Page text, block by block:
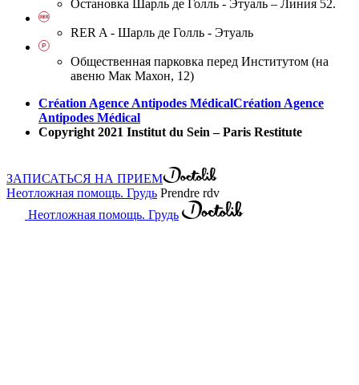
Остановка Шарль де Голль - Этуаль – Линия 52.
RER A - Шарль де Голль - Этуаль
Общественная парковка перед Институтом (на
авеню Мак Махон, 12)
Création Agence Antipodes MédicalCréation Agence
Antipodes Médical
Copyright 2021 Institut du Sein – Paris Restitute
ЗАПИСАТЬСЯ НА ПРИЕМ
Неотложная помощь. Грудь Prendre rdv
Неотложная помощь. Грудь